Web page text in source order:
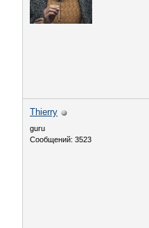
Thierry
guru
Сообщений: 3523